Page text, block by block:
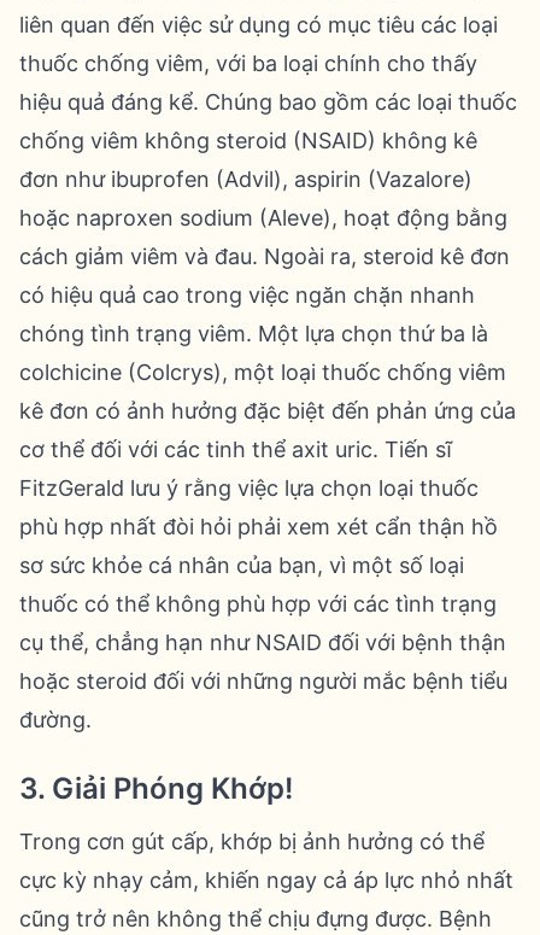
liên quan đến việc sử dụng có mục tiêu các loại
thuốc chống viêm, với ba loại chính cho thấy
hiệu quả đáng kể. Chúng bao gồm các loại thuốc
chống viêm không steroid (NSAID) không kê
đơn như ibuprofen (Advil), aspirin (Vazalore)
hoặc naproxen sodium (Aleve), hoạt động bằng
cách giảm viêm và đau. Ngoài ra, steroid kê đơn
có hiệu quả cao trong việc ngăn chặn nhanh
chóng tình trạng viêm. Một lựa chọn thứ ba là
colchicine (Colcrys), một loại thuốc chống viêm
kê đơn có ảnh hưởng đặc biệt đến phản ứng của
cơ thể đối với các tinh thể axit uric. Tiến sĩ
FitzGerald lưu ý rằng việc lựa chọn loại thuốc
phù hợp nhất đòi hỏi phải xem xét cẩn thận hồ
sơ sức khỏe cá nhân của bạn, vì một số loại
thuốc có thể không phù hợp với các tình trạng
cụ thể, chẳng hạn như NSAID đối với bệnh thận
hoặc steroid đối với những người mắc bệnh tiểu
đường.
3. Giải Phóng Khớp!
Trong cơn gút cấp, khớp bị ảnh hưởng có thể
cực kỳ nhạy cảm, khiến ngay cả áp lực nhỏ nhất
cũng trở nên không thể chịu đựng được. Bệnh